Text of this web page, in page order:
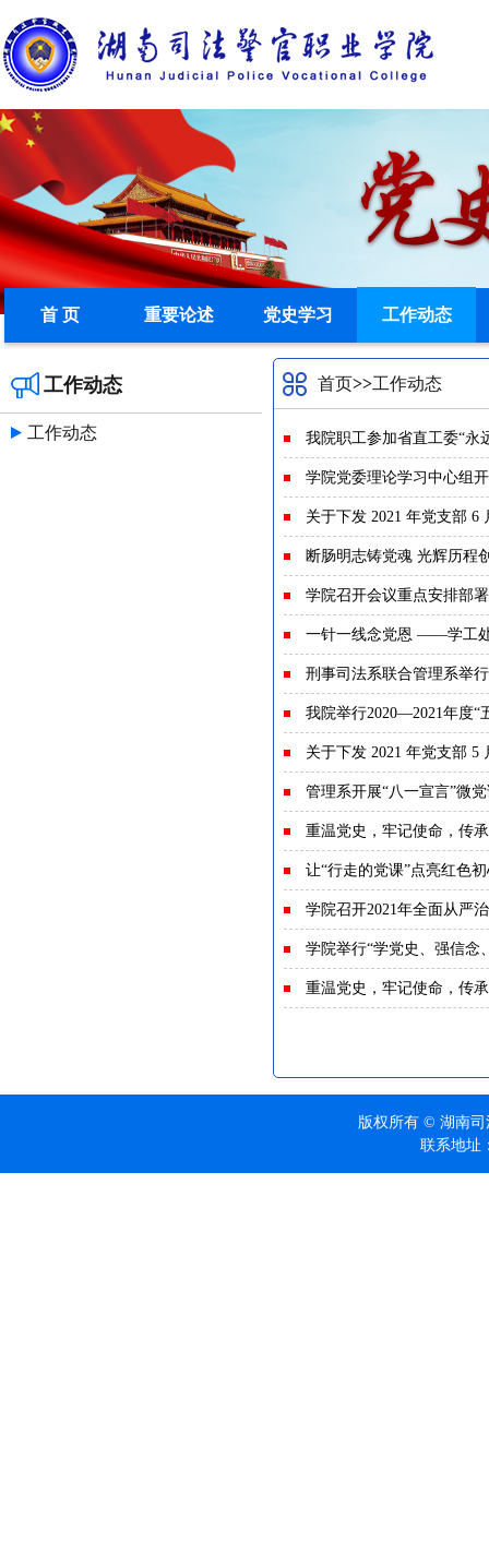
首 页 重要论述 党史学习 工作动态
工作动态
工作动态
首页>>工作动态
我院职工参加省直工委“永
学院党委理论学习中心组
关于下发 2021 年党支部 6
断肠明志铸党魂 光辉历
学院召开会议重点安排部
一针一线念党恩 ——学工
刑事司法系联合管理系举
我院举行2020—2021年度“
关于下发 2021 年党支部 5
管理系开展“八一宣言”微
重温党史，牢记使命，传
让“行走的党课”点亮红色
学院召开2021年全面从严
学院举行“学党史、强信念
重温党史，牢记使命，传
版权所有 © 湖南司
联系地址